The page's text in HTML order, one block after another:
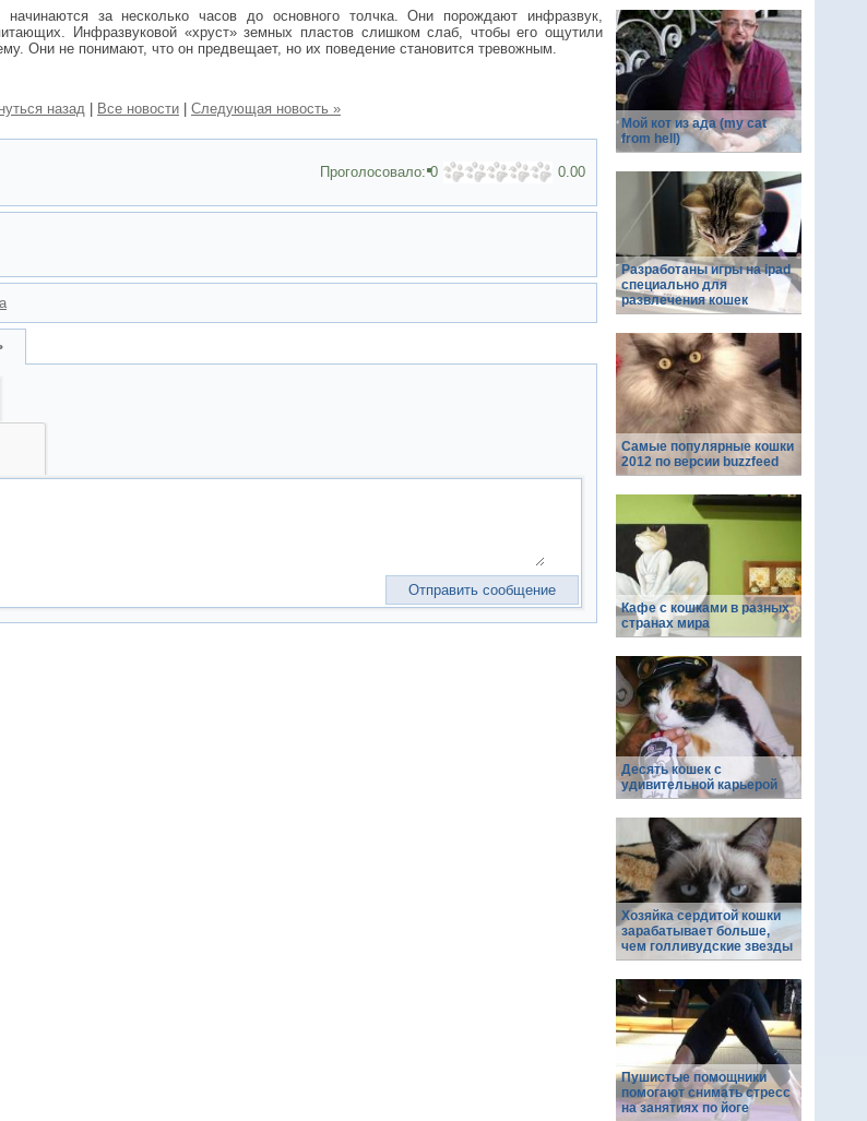
за несколько часов до основного толчка. Они порождают инфразвук,
Инфразвуковой «хруст» земных пластов слишком слаб, чтобы его ощутили
Они не понимают, что он предвещает, но их поведение становится тревожным.
назад Все новости Следующая новость »
Проголосовало:0 0.00
Мой кот из ада (my cat
from hell)
Разработаны игры на ipad
специально для
развлечения кошек
Самые популярные кошки
2012 по версии buzzfeed
Кафе с кошками в разных
странах мира
Десять кошек с
удивительной карьерой
Хозяйка сердитой кошки
зарабатывает больше,
чем голливудские звезды
Пушистые помощники
помогают снимать стресс
на занятиях по йоге